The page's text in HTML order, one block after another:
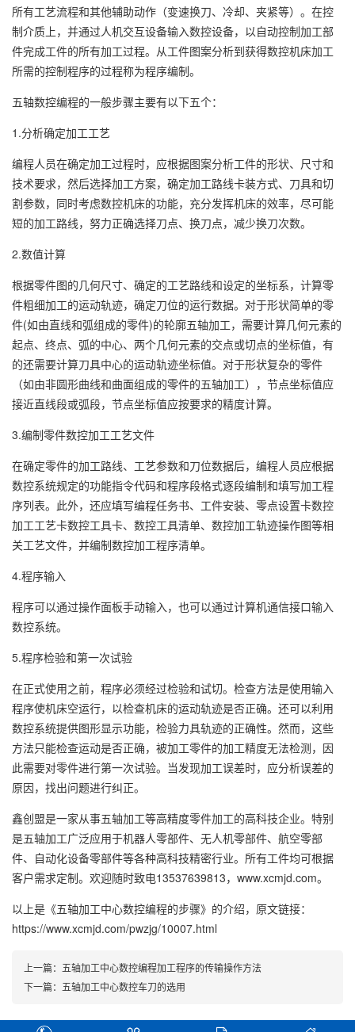
所有工艺流程和其他辅助动作（变速换刀、冷却、夹紧等）。在控
制介质上，并通过人机交互设备输入数控设备，以自动控制加工部
件完成工件的所有加工过程。从工件图案分析到获得数控机床加工
所需的控制程序的过程称为程序编制。
五轴数控编程的一般步骤主要有以下五个：
1.分析确定加工工艺
编程人员在确定加工过程时，应根据图案分析工件的形状、尺寸和
技术要求，然后选择加工方案，确定加工路线卡装方式、刀具和切
割参数，同时考虑数控机床的功能，充分发挥机床的效率，尽可能
短的加工路线，努力正确选择刀点、换刀点，减少换刀次数。
2.数值计算
根据零件图的几何尺寸、确定的工艺路线和设定的坐标系，计算零
件粗细加工的运动轨迹，确定刀位的运行数据。对于形状简单的零
件(如由直线和弧组成的零件)的轮廓五轴加工，需要计算几何元素的
起点、终点、弧的中心、两个几何元素的交点或切点的坐标值，有
的还需要计算刀具中心的运动轨迹坐标值。对于形状复杂的零件
（如由非圆形曲线和曲面组成的零件的五轴加工），节点坐标值应
接近直线段或弧段，节点坐标值应按要求的精度计算。
3.编制零件数控加工工艺文件
在确定零件的加工路线、工艺参数和刀位数据后，编程人员应根据
数控系统规定的功能指令代码和程序段格式逐段编制和填写加工程
序列表。此外，还应填写编程任务书、工件安装、零点设置卡数控
加工工艺卡数控工具卡、数控工具清单、数控加工轨迹操作图等相
关工艺文件，并编制数控加工程序清单。
4.程序输入
程序可以通过操作面板手动输入，也可以通过计算机通信接口输入
数控系统。
5.程序检验和第一次试验
在正式使用之前，程序必须经过检验和试切。检查方法是使用输入
程序使机床空运行，以检查机床的运动轨迹是否正确。还可以利用
数控系统提供图形显示功能，检验力具轨迹的正确性。然而，这些
方法只能检查运动是否正确，被加工零件的加工精度无法检测，因
此需要对零件进行第一次试验。当发现加工误差时，应分析误差的
原因，找出问题进行纠正。
鑫创盟是一家从事五轴加工等高精度零件加工的高科技企业。特别
是五轴加工广泛应用于机器人零部件、无人机零部件、航空零部
件、自动化设备零部件等各种高科技精密行业。所有工件均可根据
客户需求定制。欢迎随时致电13537639813，www.xcmjd.com。
以上是 《五轴加工中心数控编程的步骤》 的介绍，原文链接：
https://www.xcmjd.com/pwzjg/10007.html
上一篇： 五轴加工中心数控编程加工程序的传输操作方法
下一篇： 五轴加工中心数控车刀的选用